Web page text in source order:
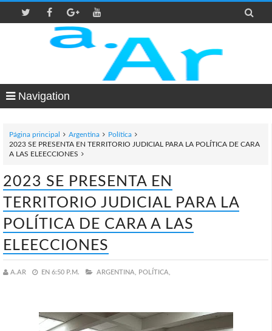

Navigation
Página principal Argentina
Política
2023 SE PRESENTA EN TERRITORIO JUDICIAL PARA LA POLÍTICA DE CARA
A LAS ELEECCIONES
2023 SE PRESENTA EN
TERRITORIO JUDICIAL PARA LA
POLÍTICA DE CARA A LAS
ELEECCIONES
A.AR EN 6:50 P.M. ARGENTINA, POLÍTICA,